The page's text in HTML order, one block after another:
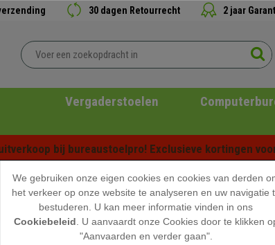
30 dagen Retourrecht 2 jaar
Vergaderstoelen
bij bureaustoelpro! Exclusieve kortingen
2-zits
We gebruiken onze eigen cookies en cookies van derden
het verkeer op onze website te analyseren en uw navigatie
bestuderen. U kan meer informatie vinden in ons
Cookiebeleid . U aanvaardt onze Cookies door te klikken
"Aanvaarden en verder gaan".